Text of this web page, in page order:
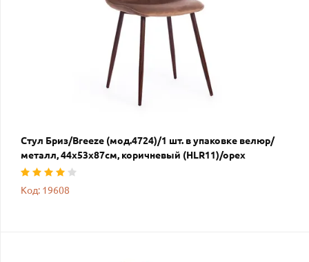
Стул Бриз/Breeze (мод.4724)/1 шт. в упаковке велюр/
металл, 44х53х87см, коричневый (HLR11)/орех
Код: 19608